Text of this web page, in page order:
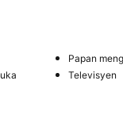
Papan
Televisyen